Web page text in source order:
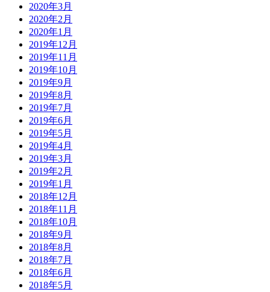
2020年3月
2020年2月
2020年1月
2019年12月
2019年11月
2019年10月
2019年9月
2019年8月
2019年7月
2019年6月
2019年5月
2019年4月
2019年3月
2019年2月
2019年1月
2018年12月
2018年11月
2018年10月
2018年9月
2018年8月
2018年7月
2018年6月
2018年5月